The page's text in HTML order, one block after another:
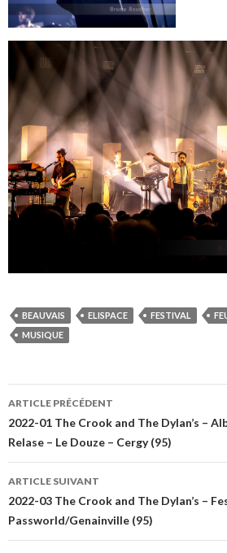
BEAUVAIS ELISPACE FESTIVAL
MUSIQUE
Navigation
des
articles
ARTICLE PRÉCÉDENT
2022-01 The Crook and The Dylan’s –
Relase – Le Douze – Cergy (95)
ARTICLE SUIVANT
2022-03 The Crook and The Dylan’s –
Passworld/Genainville (95)